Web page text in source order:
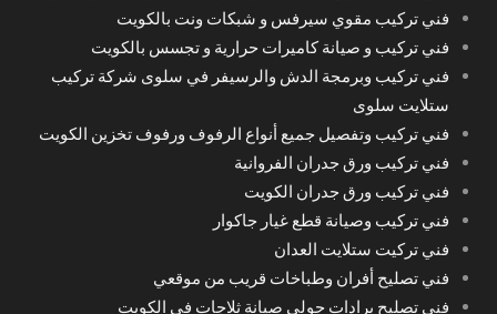
فني تركيب مقوي سيرفس و شبكات ونت بالكويت
فني تركيب و صيانة كاميرات حرارية و تجسس بالكويت
فني تركيب وبرمجة الدش والرسيفر في سلوى شركة تركيب
ستلايت سلوى
فني تركيب وتفصيل جميع أنواع الرفوف ورفوف تخزين الكويت
فني تركيب ورق جدران الفروانية
فني تركيب ورق جدران الكويت
فني تركيب وصيانة قطع غيار جاكوار
فني تركيت ستلايت العدان
فني تصليح أفران وطباخات قريب من موقعي
فني تصليح برادات حولي صيانة ثلاجات في الكويت